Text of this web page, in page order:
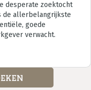
desperate zoektocht
de allerbelangrijkste
goede
verwacht.